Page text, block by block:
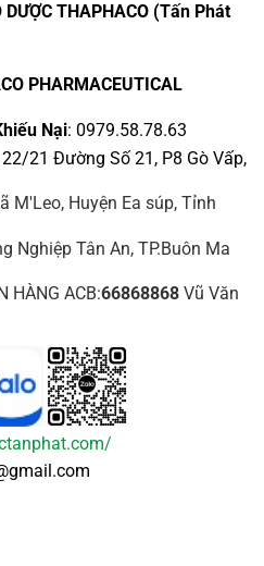
DƯỢC THAPHACO (Tấn Phát
PHARMACEUTICAL
Nại: 0979.58.78.63
22/21 Đường Số 21, P8 Gò Vấp,
M'Leo, Huyện Ea súp, Tỉnh
Nghiệp Tân An, TP.Buôn Ma
HÀNG ACB:66868868Vũ Văn